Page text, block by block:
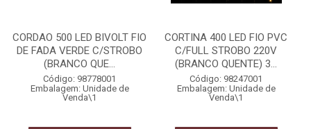
CORDAO 500 LED BIVOLT FIO
DE FADA VERDE C/STROBO
(BRANCO QUE...
Código: 98778001
Embalagem: Unidade de
Venda\1
CORTINA 400 LED FIO PVC
C/FULL STROBO 220V
(BRANCO QUENTE) 3...
Código: 98247001
Embalagem: Unidade de
Venda\1